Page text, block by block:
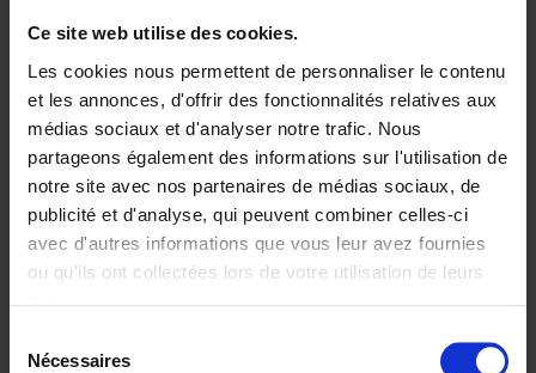
Ce site web utilise des cookies.
Les cookies nous permettent de personnaliser le contenu
et les annonces, d'offrir des fonctionnalités relatives aux
médias sociaux et d'analyser notre trafic. Nous
partageons également des informations sur l'utilisation de
notre site avec nos partenaires de médias sociaux, de
publicité et d'analyse, qui peuvent combiner celles-ci
avec d'autres informations que vous leur avez fournies
ou qu'ils ont collectées lors de votre utilisation de leurs
Nécessaires
Building Bonds = Building
Business
Jochen Roef Jozefien De Feyter
Carolien Boom
Couverture souple
2025 200
€29,99